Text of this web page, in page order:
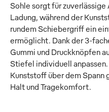
Sohle sorgt für
Ladung, während der
rundem Schiebergriff ein
ermöglicht. Dank der 3-
Gummi und Druckknöpfen
Stiefel individuell
Kunststoff über dem Spann
Halt und Tragekomfort.